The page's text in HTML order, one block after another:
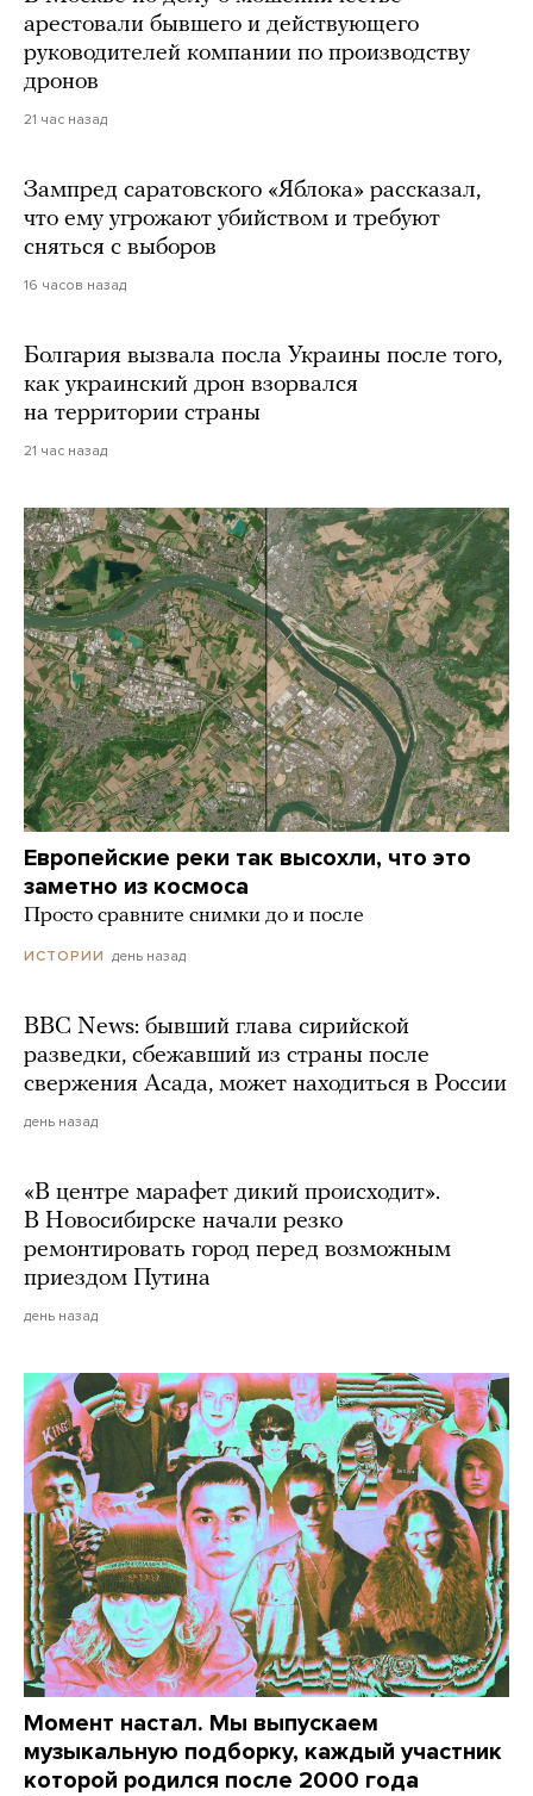
арестовали бывшего и действующего
руководителей компании по производству
дронов
21 час назад
Зампред саратовского «Яблока» рассказал,
что ему угрожают убийством и требуют
сняться с выборов
16 часов назад
Болгария вызвала посла Украины после того,
как украинский дрон взорвался
на территории страны
21 час назад
Европейские реки так высохли, что это
заметно из космоса
Просто сравните снимки до и после
ИСТОРИИ день назад
BBC News: бывший глава сирийской
разведки, сбежавший из страны после
свержения Асада, может находиться в России
день назад
«В центре марафет дикий происходит».
В Новосибирске начали резко
ремонтировать город перед возможным
приездом Путина
день назад
Момент настал. Мы выпускаем
музыкальную подборку, каждый участник
которой родился после 2000 года